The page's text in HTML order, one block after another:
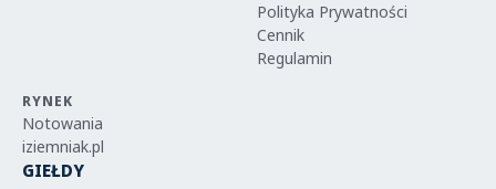
Polityka Prywatności
Cennik
Regulamin
RYNEK
Notowania
iziemniak.pl
GIEŁDY